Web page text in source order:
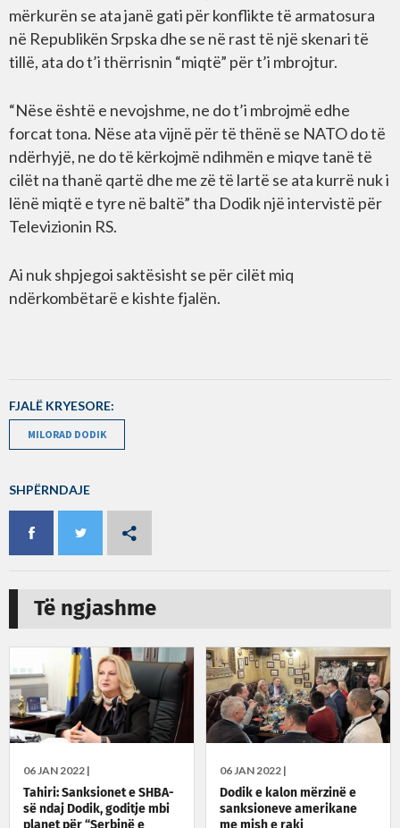
mërkurën se ata janë gati për konflikte të armatosura
në Republikën Srpska dhe se në rast të një skenari të
tillë, ata do t’i thërrisnin “miqtë” për t’i mbrojtur.
“Nëse është e nevojshme, ne do t’i mbrojmë edhe
forcat tona. Nëse ata vijnë për të thënë se NATO do të
ndërhyjë, ne do të kërkojmë ndihmën e miqve tanë të
cilët na thanë qartë dhe me zë të lartë se ata kurrë nuk i
lënë miqtë e tyre në baltë” tha Dodik një intervistë për
Televizionin RS.
Ai nuk shpjegoi saktësisht se për cilët miq
ndërkombëtarë e kishte fjalën.
FJALË KRYESORE:
MILORAD DODIK
SHPËRNDAJE
Të ngjashme
06 JAN 2022 |
Tahiri: Sanksionet e SHBA-
së ndaj Dodik, goditje mbi
06 JAN 2022 |
Dodik e kalon mërzinë e
sanksioneve amerikane